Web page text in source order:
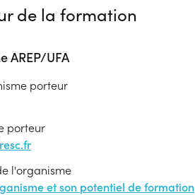
de la formation
AREP/UFA
porteur
porteur
l'organisme
et son potentiel de formation